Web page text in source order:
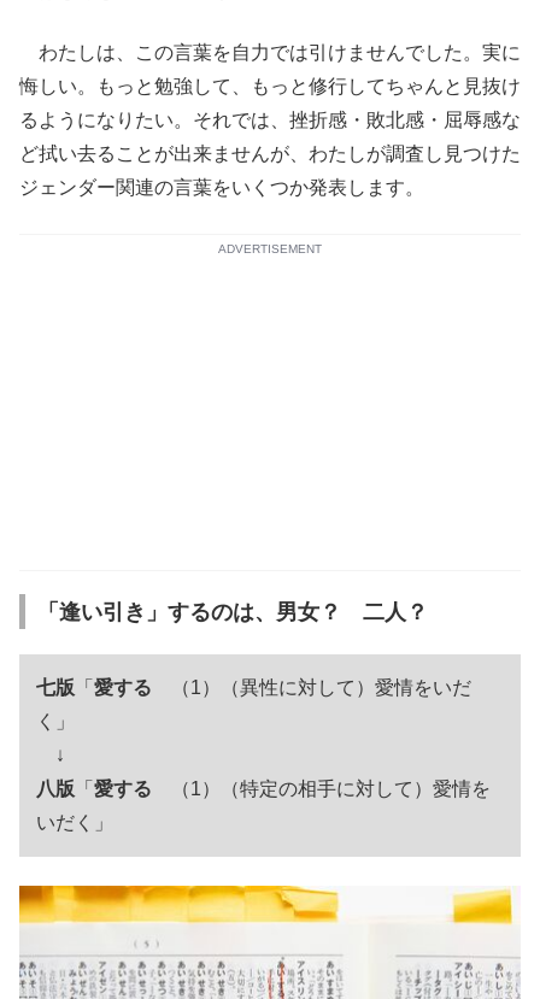
わたしは、この言葉を自力では引けませんでした。実に
悔しい。もっと勉強して、もっと修行してちゃんと見抜け
るようになりたい。それでは、挫折感・敗北感・屈辱感な
ど拭い去ることが出来ませんが、わたしが調査し見つけた
ジェンダー関連の言葉をいくつか発表します。
ADVERTISEMENT
「逢い引き」するのは、男女？ 二人？
七版 「 愛する （1）（異性に対して）愛情をいだ
く」
↓
八版 「 愛する （1）（特定の相手に対して）愛情を
いだく」